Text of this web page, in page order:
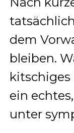
dem
bleiben.
kitschiges
ein
unter